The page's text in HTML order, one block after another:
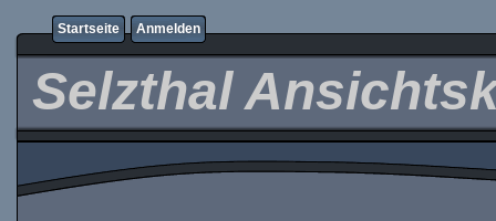
Startseite Anmelden
Selzthal